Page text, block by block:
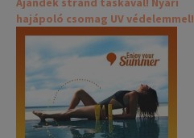
hajápoló csomag UV védelemmel!